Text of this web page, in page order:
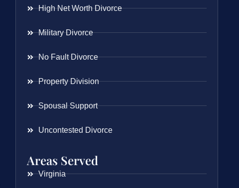
High Net Worth Divorce
Military Divorce
No Fault Divorce
Property Division
Spousal Support
Uncontested Divorce
Areas Served
Virginia